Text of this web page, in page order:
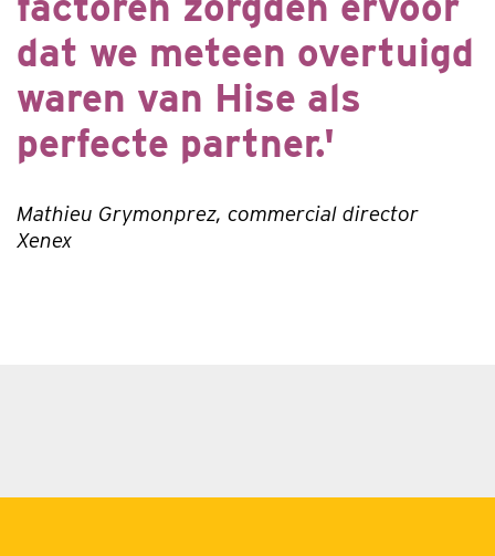
dat we meteen overtuigd
waren van Hise als
perfecte partner.'
Mathieu Grymonprez, commercial director
Xenex